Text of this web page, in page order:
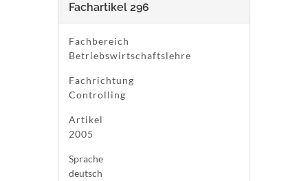
Fachartikel 296
Fachbereich
Betriebswirtschaftslehre
Fachrichtung
Controlling
Artikel
2005
Sprache
deutsch